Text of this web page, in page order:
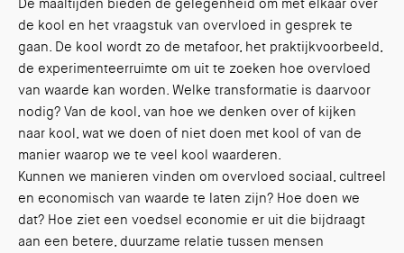
De maaltijden bieden de gelegenheid om met elkaar over
de kool en het vraagstuk van overvloed in gesprek te
gaan. De kool wordt zo de metafoor, het praktijkvoorbeeld,
de experimenteerruimte om uit te zoeken hoe overvloed
van waarde kan worden. Welke transformatie is daarvoor
nodig? Van de kool, van hoe we denken over of kijken
naar kool, wat we doen of niet doen met kool of van de
manier waarop we te veel kool waarderen.
Kunnen we manieren vinden om overvloed sociaal, cultreel
en economisch van waarde te laten zijn? Hoe doen we
dat? Hoe ziet een voedsel economie er uit die bijdraagt
aan een betere, duurzame relatie tussen mensen